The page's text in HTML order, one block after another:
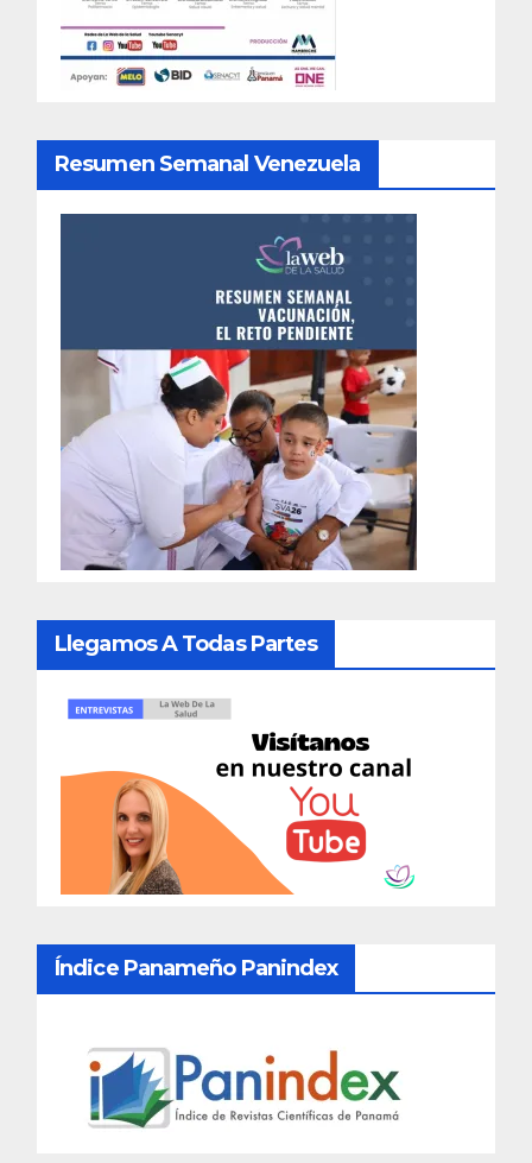
Resumen Semanal Venezuela
Llegamos A Todas Partes
Índice Panameño Panindex